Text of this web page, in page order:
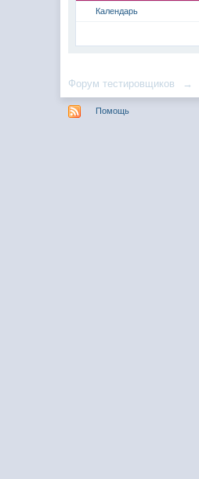
Календарь
Форум тестировщиков →
Помощь